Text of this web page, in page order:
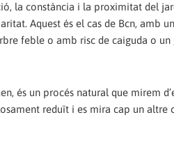
la constància i la proximitat del
Aquest és el cas de Bcn, amb
feble o amb risc de caiguda o
és un procés natural que mirem
reduït i es mira cap un altre